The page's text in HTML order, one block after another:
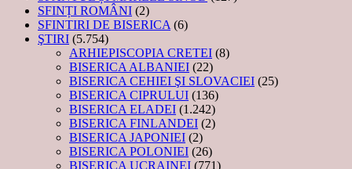
SFINȚI ROMÂNI (2)
SFINTIRI DE BISERICA (6)
ŞTIRI (5.754)
ARHIEPISCOPIA CRETEI (8)
BISERICA ALBANIEI (22)
BISERICA CEHIEI ŞI SLOVACIEI (25)
BISERICA CIPRULUI (136)
BISERICA ELADEI (1.242)
BISERICA FINLANDEI (2)
BISERICA JAPONIEI (2)
BISERICA POLONIEI (26)
BISERICA UCRAINEI (771)